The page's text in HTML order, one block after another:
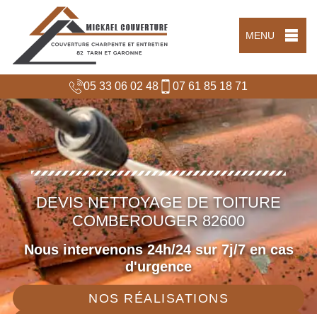
MENU
05 33 06 02 48 07 61 85 18 71
DEVIS NETTOYAGE DE TOITURE
COMBEROUGER 82600
Nous intervenons 24h/24 sur 7j/7 en cas
d'urgence
NOS RÉALISATIONS